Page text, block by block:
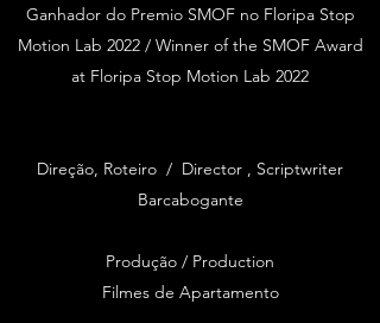
Ganhador do Premio SMOF no Floripa Stop
Motion Lab 2022 / Winner of the SMOF Award
at Floripa Stop Motion Lab 2022
Direção, Roteiro / Director , Scriptwriter
Barcabogante
Produção / Production
Filmes de Apartamento